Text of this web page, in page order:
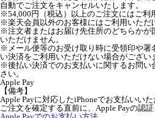
自動でご注文をキャンセルいたします。
※54,000円（税込）以上のご注文にはご利
※楽天会員以外のお客様にはご利用いただ
※注文者またはお届け先住所のどちらかが
いただけません。
※メール便等のお受け取り時に受領印や署
い決済をご利用いただけない場合がござい
※後払い決済でのお支払いに関するお問い
さい。
Apple Pay
【備考】
Apple Payに対応したiPhoneでお支払いいた
ご注文を確定する直前に、Apple Payの認